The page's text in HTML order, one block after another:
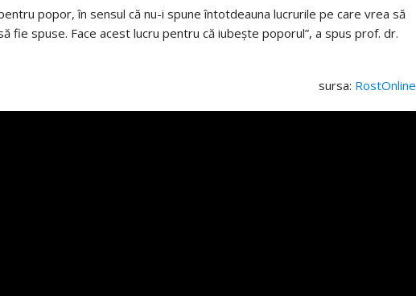
popor, în sensul că nu-i spune întotdeauna lucrurile pe care vrea să
fie spuse. Face acest lucru pentru că iubește poporul”, a spus prof. dr.
sursa: RostOnline